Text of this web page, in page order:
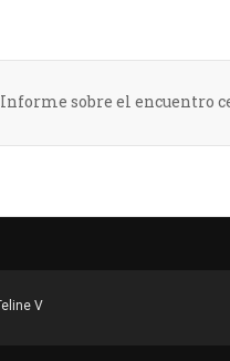
Informe sobre el encuentro